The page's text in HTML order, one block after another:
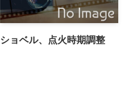
ショベル、点火時期調整